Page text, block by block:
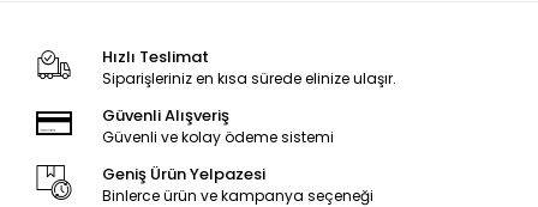
Ekran Kalite Durumu ORJINAL
Hızlı Teslimat
Siparişleriniz en kısa sürede elinize ulaşır.
Güvenli Alışveriş
Güvenli ve kolay ödeme sistemi
Geniş Ürün Yelpazesi
Binlerce ürün ve kampanya seçeneği